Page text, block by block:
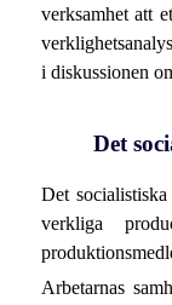
verksamhet att
i diskussionen
Det
Det socialistiska
verkliga
Arbetarnas